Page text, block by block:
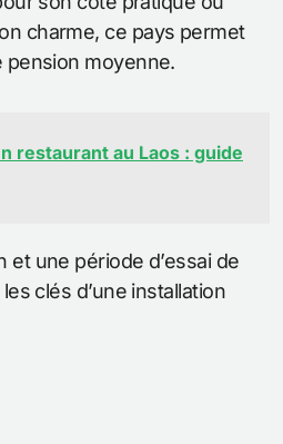
charme, ce pays permet
pension moyenne.
restaurant au Laos : guide
et une période d’essai de
clés d’une installation